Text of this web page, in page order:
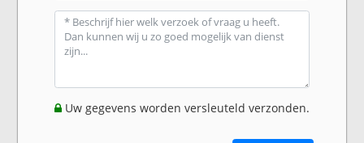
Uw gegevens worden versleuteld verzonden.